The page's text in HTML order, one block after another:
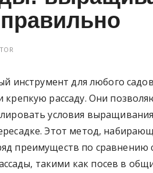
инструмент для любого
рассаду. Они
условия
Этот метод,
преимуществ по сравнению
такими как посев в